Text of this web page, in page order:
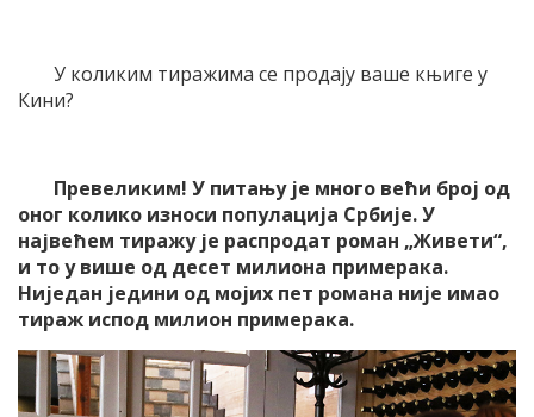
У коликим тиражима се продају ваше књиге у
Кини?
Превеликим! У питању је много већи број од
оног колико износи популација Србије. У
највећем тиражу је распродат роман „Живети“,
и то у више од десет милиона примерака.
Ниједан једини од мојих пет романа није имао
тираж испод милион примерака.